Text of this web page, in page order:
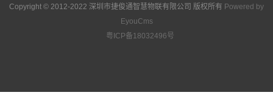
Copyright © 2012-2022 深圳市捷俊通智慧物联有限公司 版权所有 Powered by
EyouCms
粤ICP备18032496号